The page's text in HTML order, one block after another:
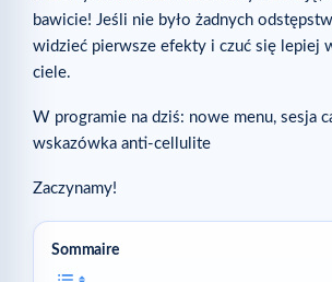
bawicie! Jeśli nie było żadnych
widzieć pierwsze efekty i czuć się lepiej
ciele.
W programie na dziś: nowe menu, sesja
wskazówka anti-cellulite
Zaczynamy!
Sommaire